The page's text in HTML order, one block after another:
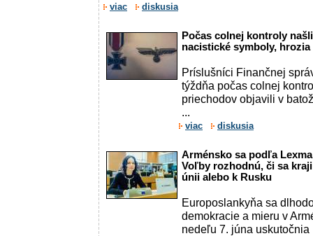
viac diskusia
Počas colnej kontroly
nacistické symboly,
Príslušníci Finančnej
týždňa počas colnej
priechodov objavili v
...
viac diskusia
Arménsko sa podľa
Voľby rozhodnú, či sa
únii alebo k Rusku
Europoslankyňa sa
demokracie a mieru v
nedeľu 7. júna uskutočnia